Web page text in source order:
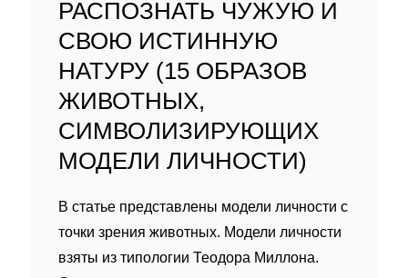
РАСПОЗНАТЬ ЧУЖУЮ И
СВОЮ ИСТИННУЮ
НАТУРУ (15 ОБРАЗОВ
ЖИВОТНЫХ,
СИМВОЛИЗИРУЮЩИХ
МОДЕЛИ ЛИЧНОСТИ)
В статье представлены модели личности с
точки зрения животных. Модели личности
взяты из типологии Теодора Миллона.